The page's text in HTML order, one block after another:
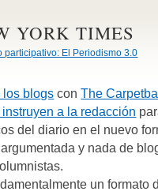
YORK TIMES
participativo: El Periodismo 3.0
los blogs conThe
a la redacción
del diario en el nuevo
y nada de
un formato